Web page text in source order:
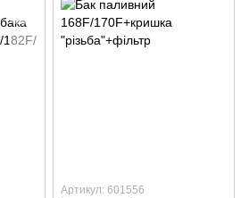
Артикул: 601556